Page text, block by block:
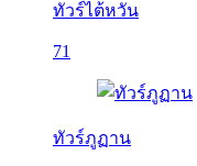
ทัวร์ไต้หวัน
71
ทัวร์ภูฏาน